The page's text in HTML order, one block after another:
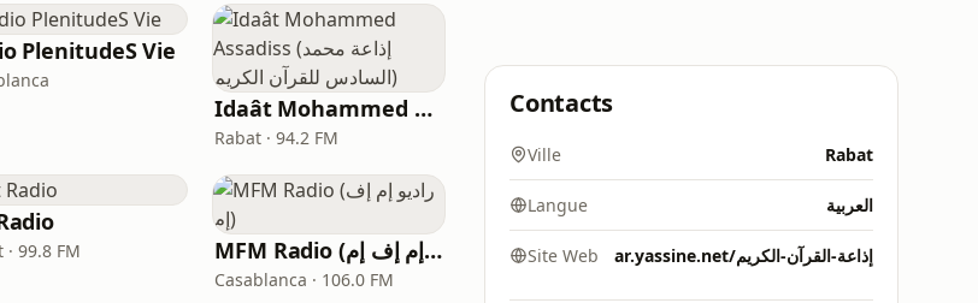
PlenitudeS Vie
Idaât Mohammed Assadiss (إذاعة محمد السادس للقرآن الكريم)
Rabat · 94.2 FM
· 99.8 FM MFM Radio (راديو إم إف إم)
Casablanca · 106.0 FM
Contacts
Ville Rabat
Langue العربية
Site Web ar.yassine.net/إذاعة-القرآن-الكريم